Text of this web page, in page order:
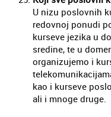
U nizu poslovnih
redovnoj ponudi
kurseve jezika u
sredine, te u
organizujemo i
kao i kurseve
ali i mnoge druge.